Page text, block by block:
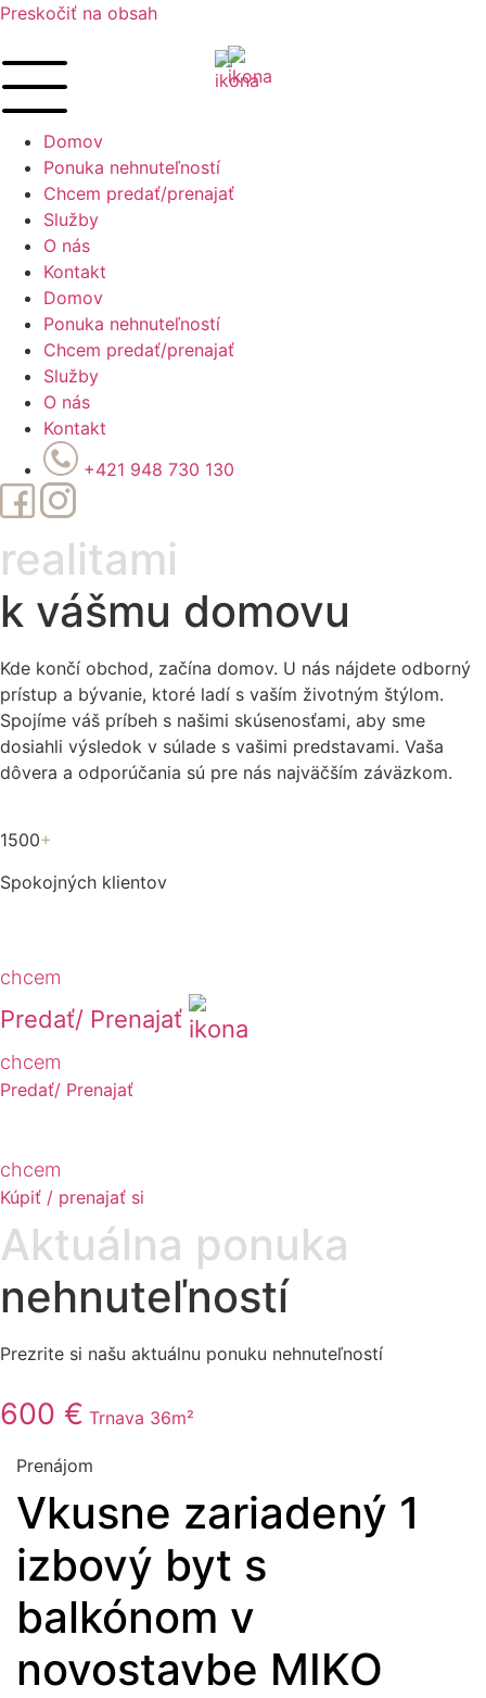
Preskočiť na obsah
Domov
Ponuka nehnuteľností
Chcem predať/prenajať
Služby
O nás
Kontakt
Domov
Ponuka nehnuteľností
Chcem predať/prenajať
Služby
O nás
Kontakt
+421 948 730 130
realitami
k vášmu domovu
Kde končí obchod, začína domov. U nás nájdete odborný
prístup a bývanie, ktoré ladí s vaším životným štýlom.
Spojíme váš príbeh s našimi skúsenosťami, aby sme
dosiahli výsledok v súlade s vašimi predstavami. Vaša
dôvera a odporúčania sú pre nás najväčším záväzkom.
1500+
Spokojných klientov
chcem
Predať/ Prenajať
chcem
Predať/ Prenajať
chcem
Kúpiť / prenajať si
Aktuálna ponuka
nehnuteľností
Prezrite si našu aktuálnu ponuku nehnuteľností
600 € Trnava 36m²
Prenájom
Vkusne zariadený 1
izbový byt s
balkónom v
novostavbe MIKO